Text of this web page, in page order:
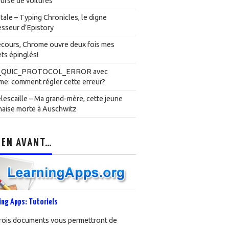
– Typing Chronicles, le digne
d’Epistory
Chrome ouvre deux fois mes
épinglés!
avec
comment régler cette erreur?
– Ma grand-mère, cette jeune
morte à Auschwitz
AVANT…
Apps: Tutoriels
documents vous permettront de